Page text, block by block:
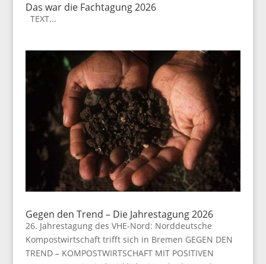
Das war die Fachtagung 2026
TEXT...
Gegen den Trend – Die Jahrestagung 2026
26. Jahrestagung des VHE-Nord: Norddeutsche
Kompostwirtschaft trifft sich in Bremen GEGEN DEN
TREND – KOMPOSTWIRTSCHAFT MIT POSITIVEN